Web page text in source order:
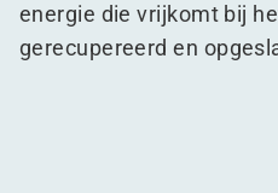
energie die vrijkomt bij
gerecupereerd en